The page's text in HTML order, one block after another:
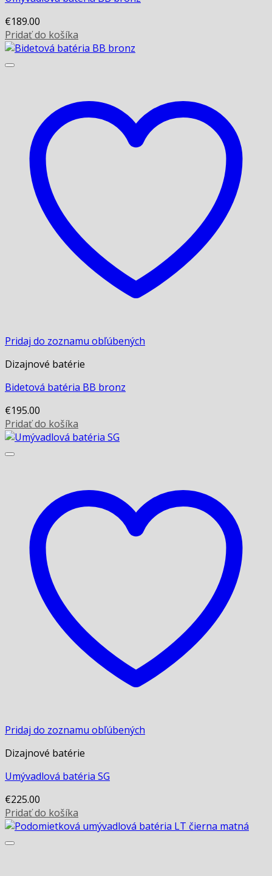
€189.00
Pridať do košíka
Pridaj do zoznamu obľúbených
Dizajnové batérie
Bidetová batéria BB bronz
€195.00
Pridať do košíka
Pridaj do zoznamu obľúbených
Dizajnové batérie
Umývadlová batéria SG
€225.00
Pridať do košíka